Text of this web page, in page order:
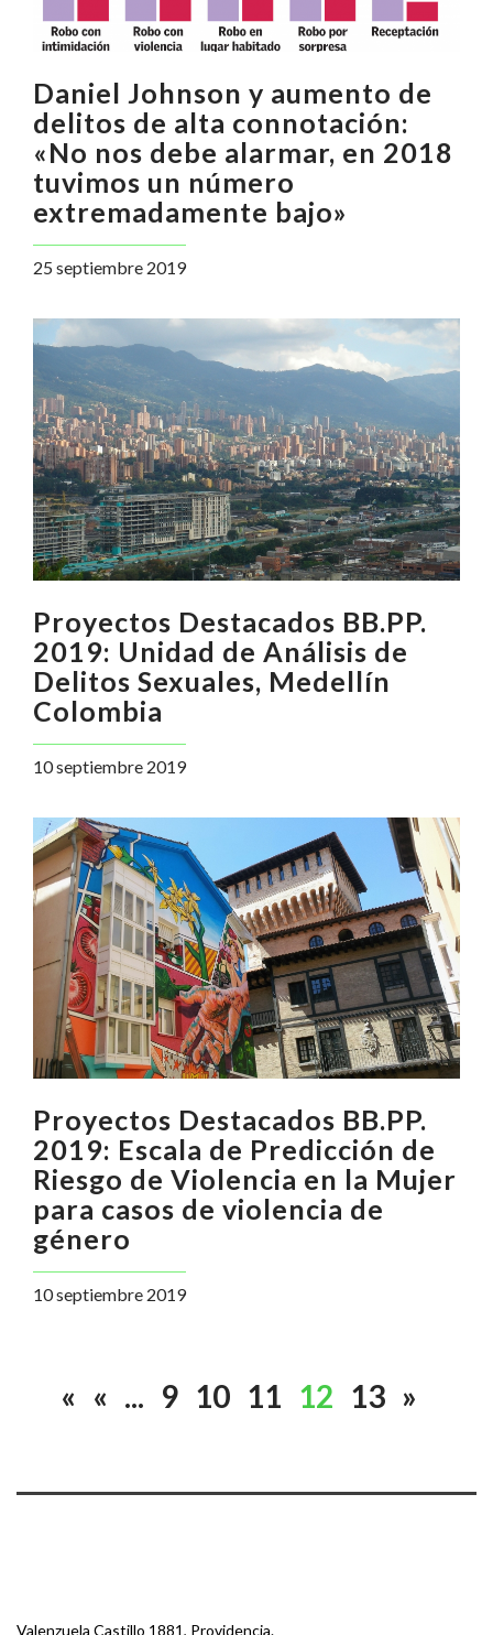
Daniel Johnson y aumento de
delitos de alta connotación:
«No nos debe alarmar, en 2018
tuvimos un número
extremadamente bajo»
25 septiembre 2019
Proyectos Destacados BB.PP.
2019: Unidad de Análisis de
Delitos Sexuales, Medellín
Colombia
10 septiembre 2019
Proyectos Destacados BB.PP.
2019: Escala de Predicción de
Riesgo de Violencia en la Mujer
para casos de violencia de
género
10 septiembre 2019
« « ... 9 10 11 12 13 »
Valenzuela Castillo 1881, Providencia.